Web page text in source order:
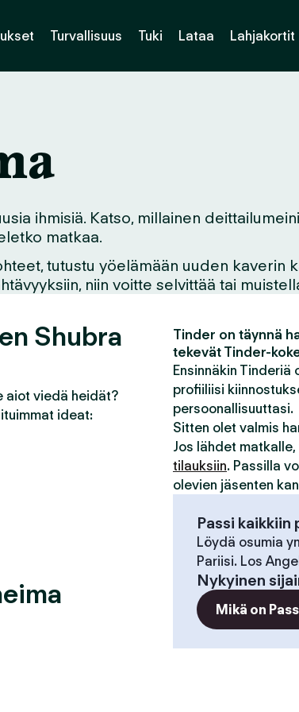
Turvallisuus Tuki Lataa Lahjakortit
ihmisiä. Katso, millainen
matkaa.
tutustu yöelämään uuden kaverin
niin voitte selvittää tai
Shubra
aiot viedä heidät?
ideat:
Tinder on täynnä
tekevät Tinder-
Ensinnäkin
profiiliisi
persoonallisuuttasi.
Sitten olet valmis
Jos lähdet
tilauksiin. Passilla
olevien jäsenten
Passi kaikkiin
Löydä osumia
Pariisi. Los
Nykyinen
Mikä on